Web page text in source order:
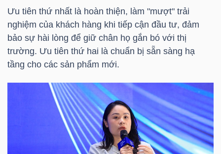
Ưu tiên thứ nhất là hoàn thiện, làm "mượt" trải
nghiệm của khách hàng khi tiếp cận đầu tư, đảm
bảo sự hài lòng để giữ chân họ gắn bó với thị
trường. Ưu tiên thứ hai là chuẩn bị sẵn sàng hạ
tầng cho các sản phẩm mới.
tác
giả
(-)
Báo